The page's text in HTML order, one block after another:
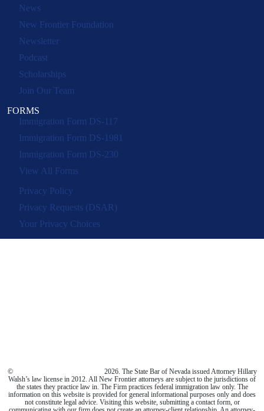
News
New Frontier Foundation
Newsletter
Podcast
Scholarships
Join Our Team
FORMS
Immigration Form DS-117
Immigration Form DS-1981
Immigration Form DS-230
View All Forms
Privacy Policy
Privacy Requests (DSAR)
Your Privacy Choices
©
2026. The State Bar of Nevada issued Attorney Hillary
Walsh’s law license in 2012. All New Frontier attorneys are subject to the jurisdictions of
the states they practice law in. The Firm practices federal immigration law only. The
information on this website is provided for general informational purposes only and does
not constitute legal advice. Visiting this website, submitting a contact form, or